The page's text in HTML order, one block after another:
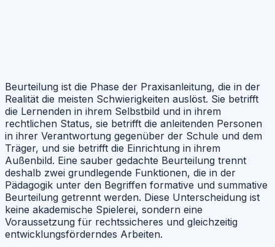
Beurteilung ist die Phase der Praxisanleitung, die in der
Realität die meisten Schwierigkeiten auslöst. Sie betrifft
die Lernenden in ihrem Selbstbild und in ihrem
rechtlichen Status, sie betrifft die anleitenden Personen
in ihrer Verantwortung gegenüber der Schule und dem
Träger, und sie betrifft die Einrichtung in ihrem
Außenbild. Eine sauber gedachte Beurteilung trennt
deshalb zwei grundlegende Funktionen, die in der
Pädagogik unter den Begriffen formative und summative
Beurteilung getrennt werden. Diese Unterscheidung ist
keine akademische Spielerei, sondern eine
Voraussetzung für rechtssicheres und gleichzeitig
entwicklungsförderndes Arbeiten.